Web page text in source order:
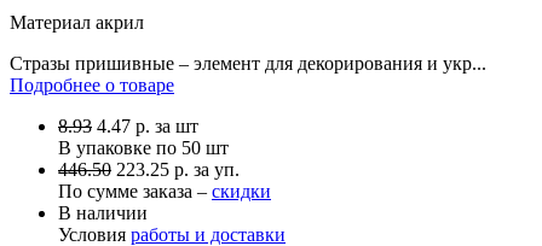
Материал акрил
Стразы пришивные – элемент для декорирования и укр...
Подробнее о товаре
8.93 4.47 р. за шт
В упаковке по 50 шт
446.50 223.25 р. за уп.
По сумме заказа – скидки
В наличии
Условия работы и доставки